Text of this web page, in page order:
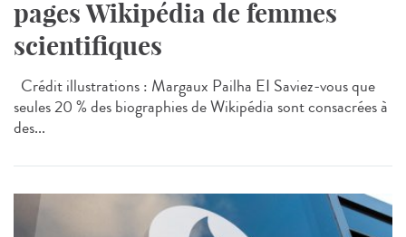
pages Wikipédia de femmes
scientifiques
Crédit illustrations : Margaux Pailha EI Saviez-vous que
seules 20 % des biographies de Wikipédia sont consacrées à
des...